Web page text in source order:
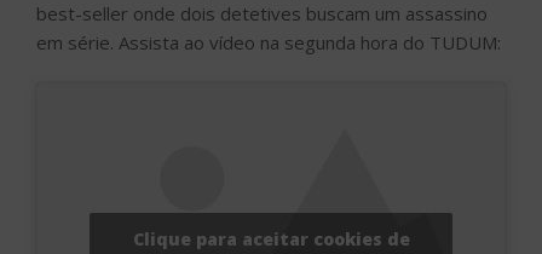
best-seller onde dois detetives buscam um assassino
em série. Assista ao vídeo na segunda hora do TUDUM:
Clique para aceitar cookies de